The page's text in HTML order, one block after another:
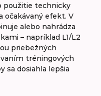
použitie technicky
očakávaný efekt. V
alebo nahrádza
– napríklad L1/L2
priebežných
tréningových
sa dosiahla lepšia